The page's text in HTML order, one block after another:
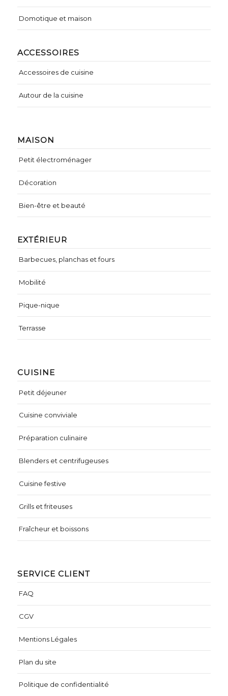
CUISINE
Petit déjeuner
Cuisine conviviale
Préparation culinaire
Blenders et centrifugeuses
Cuisine festive
Grills et friteuses
Fraîcheur et boissons
MAISON
Petit électroménager
Décoration
Bien-être et beauté
EXTÉRIEUR
Barbecues, planchas et fours
Mobilité
Pique-nique
Terrasse
Domotique et maison
ACCESSOIRES
Accessoires de cuisine
Autour de la cuisine
SERVICE CLIENT
FAQ
CGV
Mentions Légales
Plan du site
Politique de confidentialité